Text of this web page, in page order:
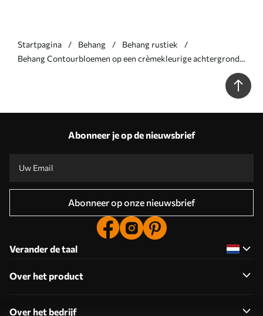
Startpagina Behang
Behang rustiek
Behang Contourbloemen op een crèmekleurige achtergrond,
Abonneer je op de nieuwsbrief
Abonneer op onze nieuwsbrief
Verander de taal
Over het product
Over het bedrijf